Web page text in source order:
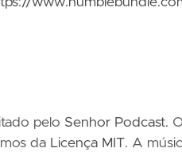
pelo Senhor Podcast.
da Licença MIT. A